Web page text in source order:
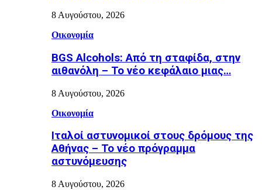
8 Αυγούστου, 2026
Οικονομία
BGS Alcohols: Από τη σταφίδα, στην
αιθανόλη – Το νέο κεφάλαιο μιας…
8 Αυγούστου, 2026
Οικονομία
Ιταλοί αστυνομικοί στους δρόμους της
Αθήνας – Το νέο πρόγραμμα
αστυνόμευσης
8 Αυγούστου, 2026